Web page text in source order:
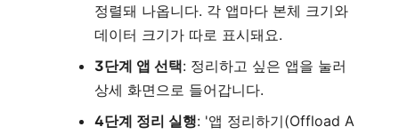
정렬돼 나옵니다. 각 앱마다 본체 크기와
데이터 크기가 따로 표시돼요.
3단계 앱 선택: 정리하고 싶은 앱을 눌러
상세 화면으로 들어갑니다.
4단계 정리 실행: '앱 정리하기(Offload A